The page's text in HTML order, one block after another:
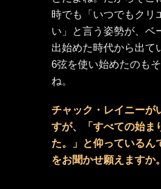
時でも「いつでもクリ
い」と言う姿勢が、ベ
出始めた時代から出て
6弦を使い始めたのも
ね。
チャック・レイニーが
すが、「すべての始ま
た。」と仰っているん
をお聞かせ願えますか。